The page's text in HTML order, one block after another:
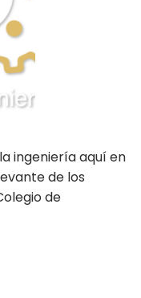
ingeniería aquí en
de los
de